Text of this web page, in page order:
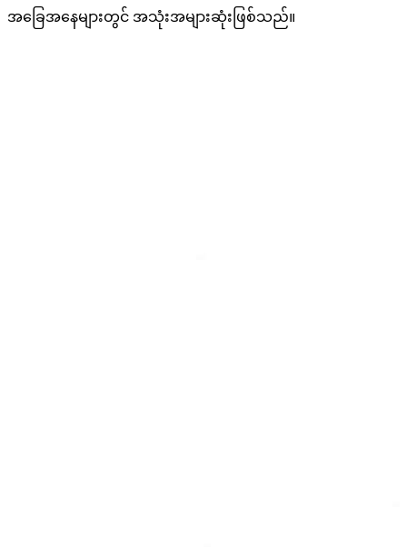
အခြေအနေများတွင် အသုံးအများဆုံးဖြစ်သည်။